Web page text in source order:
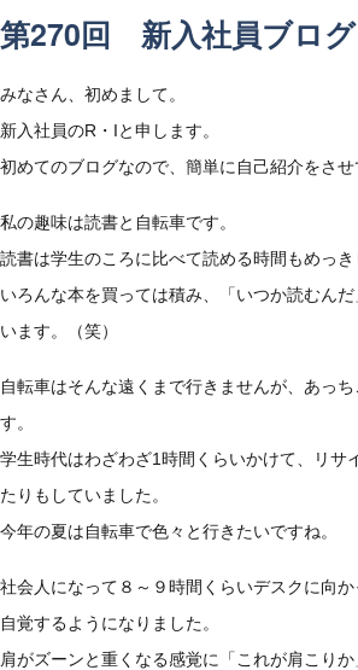
第270回 新入社員ブログ
みなさん、初めまして。
新入社員のR・Iと申します。
初めてのブログなので、簡単に自己紹介をさせ
私の趣味は読書と自転車です。
読書は学生のころに比べて読める時間もめっき
いろんな本を買っては積み、「いつか読むん
います。（笑）
自転車はそんな遠くまで行きませんが、あっ
す。
学生時代はわざわざ1時間くらいかけて、リサ
たりもしていました。
今年の夏は自転車で色々と行きたいですね。
社会人になって８～９時間くらいデスクに向
自覚するようになりました。
肩がズーンと重くなる感覚に「これが肩こり